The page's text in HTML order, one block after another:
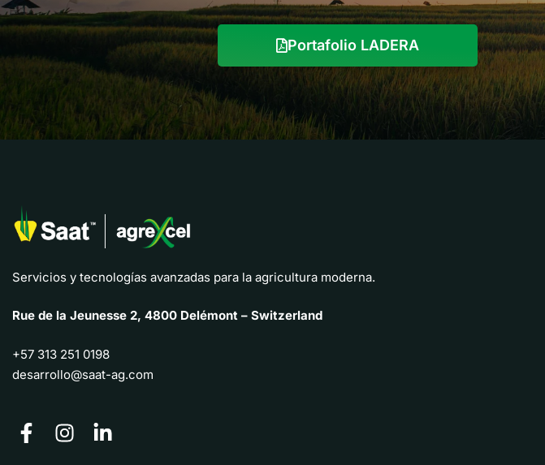
Portafolio LADERA
Servicios y tecnologías avanzadas para la agricultura moderna.
Rue de la Jeunesse 2, 4800 Delémont – Switzerland
+57 313 251 0198
desarrollo@saat-ag.com